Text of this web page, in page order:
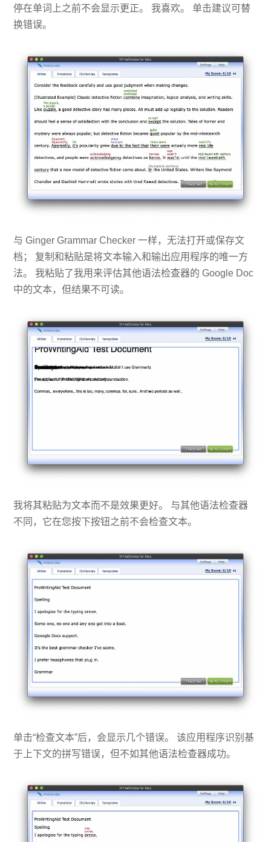
停在单词上之前不会显示更正。 我喜欢。 单击建议可替
换错误。
与 Ginger Grammar Checker 一样，无法打开或保存文
档； 复制和粘贴是将文本输入和输出应用程序的唯一方
法。 我粘贴了我用来评估其他语法检查器的 Google Doc
中的文本，但结果不可读。
我将其粘贴为文本而不是效果更好。 与其他语法检查器
不同，它在您按下按钮之前不会检查文本。
单击“检查文本”后，会显示几个错误。 该应用程序识别基
于上下文的拼写错误，但不如其他语法检查器成功。